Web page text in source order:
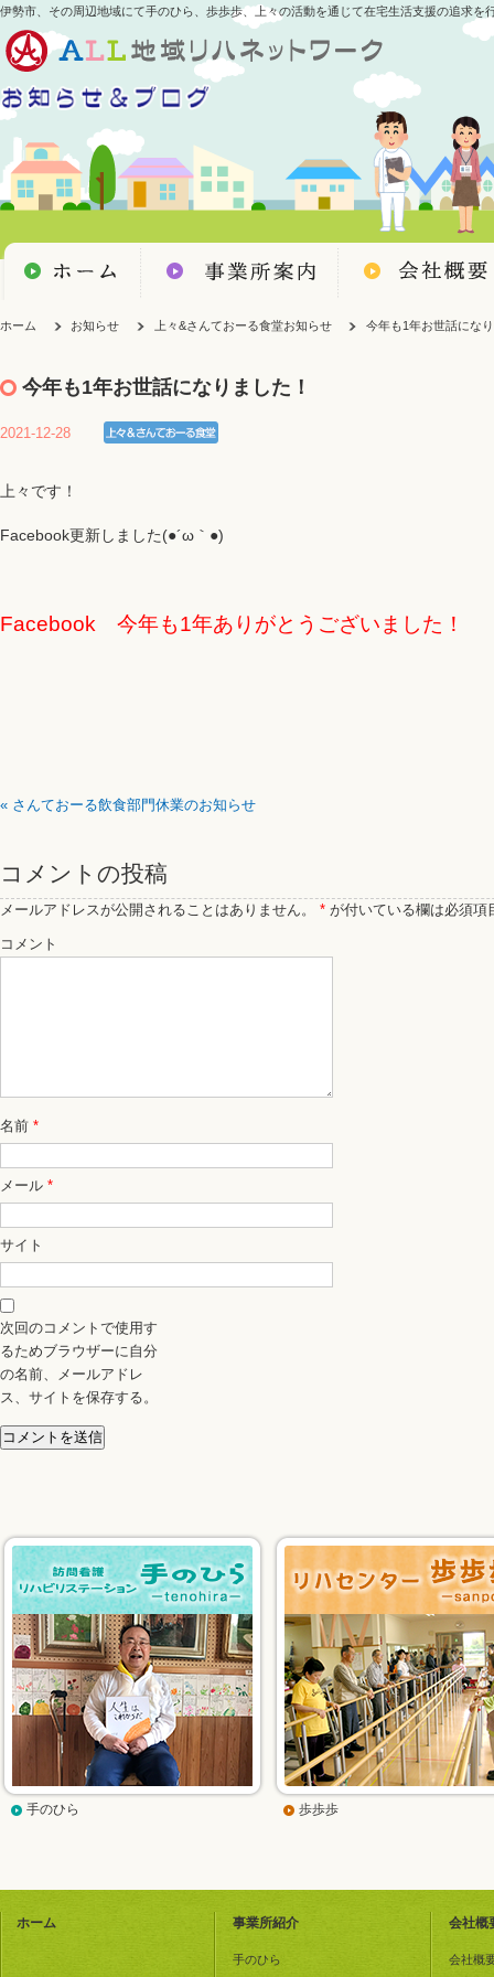
伊勢市、その周辺地域にて手のひら、歩歩歩、上々の活動を通じて在宅生活支援の追求を
ホーム お知らせ 上々&さんておーる食堂お知らせ 今年も1年お世話にな
今年も1年お世話になりました！
2021-12-28
上々です！
Facebook更新しました(●´ω｀●)
Facebook 今年も1年ありがとうございました！
« さんておーる飲食部門休業のお知らせ
コメントの投稿
メールアドレスが公開されることはありません。 * が付いている欄は必須項
コメント
名前 *
メール *
サイト
次回のコメントで使用す
るためブラウザーに自分
の名前、メールアドレ
ス、サイトを保存する。
手のひら 歩歩歩
ホーム 事業所紹介
手のひら
会社概
会社概